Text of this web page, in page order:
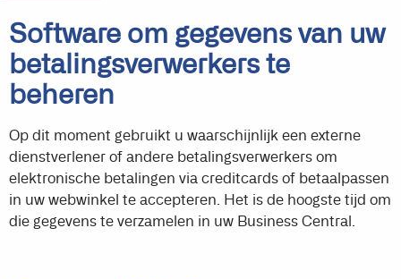
Software om gegevens van uw
betalingsverwerkers te
beheren
Op dit moment gebruikt u waarschijnlijk een externe
dienstverlener of andere betalingsverwerkers om
elektronische betalingen via creditcards of betaalpassen
in uw webwinkel te accepteren. Het is de hoogste tijd om
die gegevens te verzamelen in uw Business Central.